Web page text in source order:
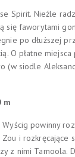
Spirit. Nieźle
się faworytami
po dłuższej
O płatne
(w siodle
m
Wyścig powinny
i rozkręcające
z nimi Tamoola.